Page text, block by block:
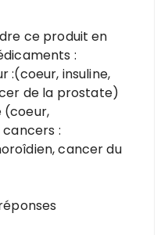
ce produit en
:
:(coeur, insuline,
de la prostate)
(coeur,
:
cancer du